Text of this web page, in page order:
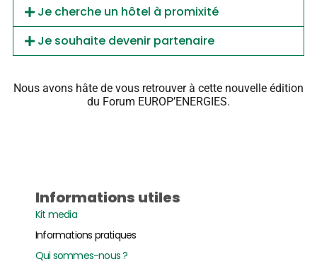
Je cherche un hôtel à promixité
Je souhaite devenir partenaire
Nous avons hâte de vous retrouver à cette nouvelle édition
du Forum EUROP’ENERGIES.
Informations utiles
Kit media
Informations pratiques
Qui sommes-nous ?